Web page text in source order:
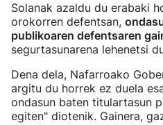
Solanak azaldu du erabaki
orokorren defentsan,
publikoaren defentsaren
segurtasunarena lehenetsi
Dena dela, Nafarroako
argitu du horrek ez duela
ondasun baten titulartasun
egiten" diotenik. Gainera,